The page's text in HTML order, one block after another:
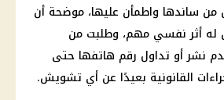
ساندها واطمأن عليها، موضحة أن
له أثر نفسي مهم، وطلبت من
نشر أو تداول رقم هاتفها حتى
القانونية بعيدًا عن أي تشويش.